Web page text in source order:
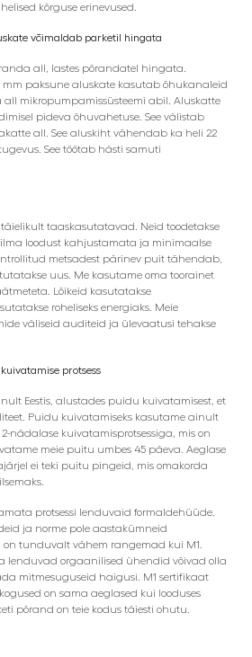
kõrguse erinevused.
võimaldab parketil hingata
all, lastes põrandatel hingata.
mm paksune aluskate kasutab õhukanaleid
all mikropumpamissüsteemi abil. Aluskatte
pideva õhuvahetuse. See välistab
all. See aluskiht vähendab ka heli 22
See töötab hästi samuti
taaskasutatavad. Neid toodetakse
ilma loodust kahjustamata ja minimaalse
metsadest pärinev puit tähendab,
uus. Me kasutame oma toorainet
Lõikeid kasutatakse
roheliseks energiaks. Meie
väliseid auditeid ja ülevaatusi tehakse
protsess
Eestis, alustades puidu kuivatamisest, et
Puidu kuivatamiseks kasutame ainult
2-nädalase kuivatamisprotsessiga, mis on
meie puitu umbes 45 päeva. Aeglase
ei teki puitu pingeid, mis omakorda
protsessi lenduvaid formaldehüüde.
ja norme pole aastakümneid
tunduvalt vähem rangemad kui M1.
lenduvad orgaanilised ühendid võivad olla
mitmesuguseid haigusi. M1 sertifikaat
on sama aeglased kui looduses
põrand on teie kodus täiesti ohutu.